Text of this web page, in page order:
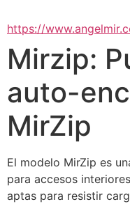
https://
Mirzip:
auto-
MirZip
El modelo MirZip es
para accesos
aptas para resistir